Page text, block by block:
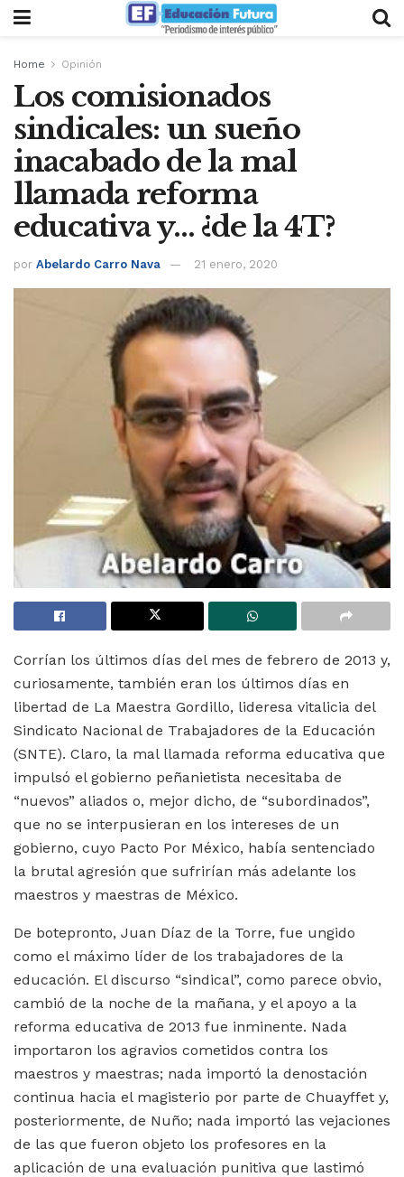
Home Opinión
Los comisionados
sindicales: un sueño
inacabado de la mal
llamada reforma
educativa y… ¿de la 4T?
por Abelardo Carro Nava 21 enero, 2020
Corrían los últimos días del mes de febrero de 2013 y,
curiosamente, también eran los últimos días en
libertad de La Maestra Gordillo, lideresa vitalicia del
Sindicato Nacional de Trabajadores de la Educación
(SNTE). Claro, la mal llamada reforma educativa que
impulsó el gobierno peñanietista necesitaba de
“nuevos” aliados o, mejor dicho, de “subordinados”,
que no se interpusieran en los intereses de un
gobierno, cuyo Pacto Por México, había sentenciado
la brutal agresión que sufrirían más adelante los
maestros y maestras de México.
De botepronto, Juan Díaz de la Torre, fue ungido
como el máximo líder de los trabajadores de la
educación. El discurso “sindical”, como parece obvio,
cambió de la noche de la mañana, y el apoyo a la
reforma educativa de 2013 fue inminente. Nada
importaron los agravios cometidos contra los
maestros y maestras; nada importó la denostación
continua hacia el magisterio por parte de Chuayffet y,
posteriormente, de Nuño; nada importó las vejaciones
de las que fueron objeto los profesores en la
aplicación de una evaluación punitiva que lastimó